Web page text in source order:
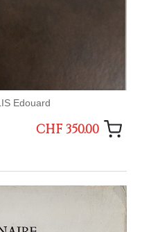
Edouard
CHF 350.00